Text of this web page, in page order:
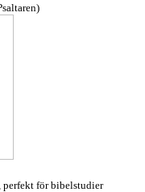
för bibelstudier